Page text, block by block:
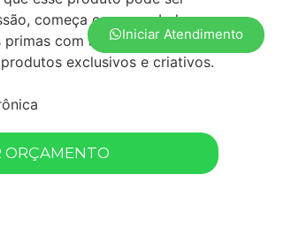
ORÇAMENTO
começa com uma bela
com as impressões, é
exclusivos e criativos.
Iniciar Atendimento